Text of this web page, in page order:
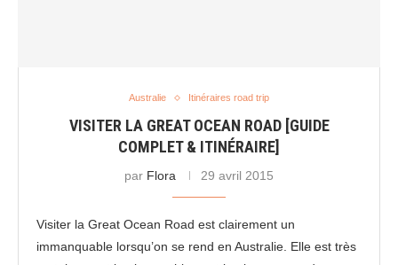
Australie Itinéraires road trip
VISITER LA GREAT OCEAN ROAD [GUIDE
COMPLET & ITINÉRAIRE]
par Flora 29 avril 2015
Visiter la Great Ocean Road est clairement un
immanquable lorsqu’on se rend en Australie. Elle est très